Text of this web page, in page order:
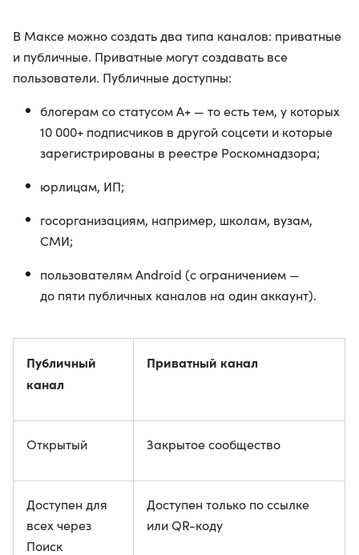
В Максе можно создать два типа каналов: приватные
и публичные. Приватные могут создавать все
пользователи. Публичные доступны:
блогерам со статусом А+ — то есть тем, у которых
10 000+ подписчиков в другой соцсети и которые
зарегистрированы в реестре Роскомнадзора;
юрлицам, ИП;
госорганизациям, например, школам, вузам,
СМИ;
пользователям Android (с ограничением —
до пяти публичных каналов на один аккаунт).
Публичный
канал
Приватный канал
Открытый Закрытое сообщество
Доступен для
всех через
Поиск
Доступен только по ссылке
или QR-коду